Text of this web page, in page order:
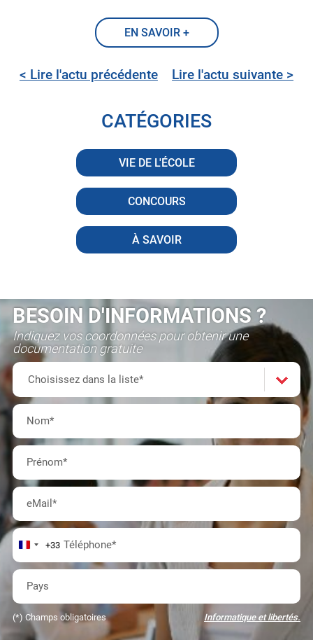
EN SAVOIR +
< Lire l'actu précédente Lire l'actusuivante >
CATÉGORIES
VIE DE L'ÉCOLE
CONCOURS
À SAVOIR
BESOIN D'INFORMATIONS ?
Indiquez vos coordonnées pour obtenir une
documentation gratuite
Formation(s)
Choisissez
dans
la
liste*
Choisissez dans la liste*
Nom*
Prénom*
eMail*
Téléphone*
+33
Pays
(*) Champs obligatoires Informatique et libertés.